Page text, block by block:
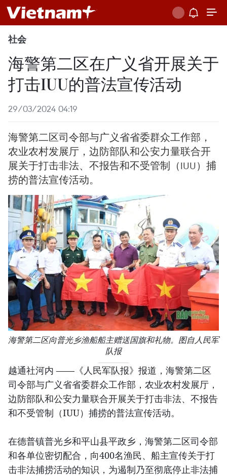
社会
海警第二区在广义省开展关于
打击IUU的普法宣传活动
29/03/2024 04:19
海警第二区司令部与广义省省委群众工作部，
农业农村发展厅，边防部队和公安力量联合开
展关于打击非法、不报告和不受管制（IUU）捕
捞的普法宣传活动。
海警第二区向普光乡渔船船主赠送国旗和礼物。图自人民军
队报
越通社河内 ——《人民军队报》报道，海警第二区
司令部与广义省省委群众工作部，农业农村发展厅，
边防部队和公安力量联合开展关于打击非法、不报告
和不受管制（IUU）捕捞的普法宣传活动。
在德普镇普光乡和平山县平政乡，海警第二区司令部
和各单位密切配合，向400名渔民、船主宣传关于打
击非法捕捞活动的知识，为遏制乃至彻底停止非法捕